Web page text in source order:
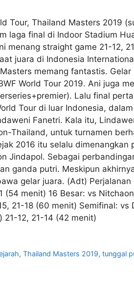
Tour, Thailand Masters 2019
laga final di Indoor Stadium
menang straight game 21-12,
juara di Indonesia
memang fantastis.
World Tour 2019. Ani juga
Lalu final
Tour di luar Indonesia,
Fanetri. Kala itu,
Thailand, untuk turnamen
2016 itu selalu dimenangkan
Jindapol. Sebagai
ganda putri. Meskipun
gelar juara. (Adt)
menit) 16 Besar: vs
21-18 (60 menit) Semifinal: vs
21-12, 21-14 (42 menit)
,Thailand Masters 2019,tunggal